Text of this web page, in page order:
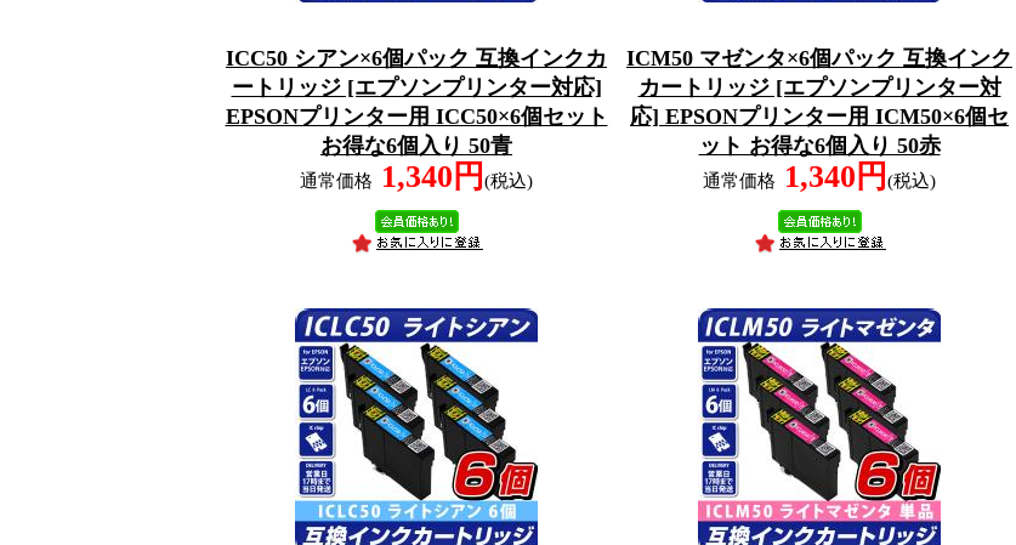
ICC50 シアン×6個パック 互換インクカ
ートリッジ [エプソンプリンター対応]
EPSONプリンター用 ICC50×6個セット
お得な6個入り 50青
通常価格 1,340円(税込)
ICM50 マゼンタ×6個パック 互換インク
カートリッジ [エプソンプリンター対
応] EPSONプリンター用 ICM50×6個セ
ット お得な6個入り 50赤
通常価格 1,340円(税込)